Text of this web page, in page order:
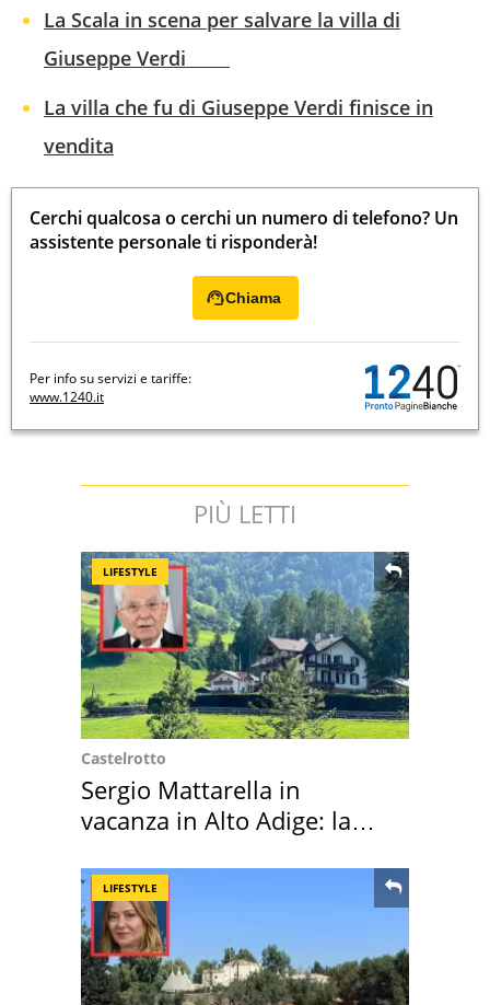
La Scala in scena per salvare la villa di
Giuseppe Verdi
La villa che fu di Giuseppe Verdi finisce in
vendita
Cerchi qualcosa o cerchi un numero di telefono? Un
assistente personale ti risponderà!
Chiama
Per info su servizi e tariffe:
www.1240.it
PIÙ LETTI
LIFESTYLE
Castelrotto
Sergio Mattarella in
vacanza in Alto Adige: la
LIFESTYLE